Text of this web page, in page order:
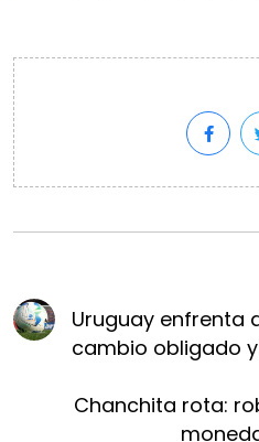
Uruguay enfrenta
cambio obligado
Chanchita rota: